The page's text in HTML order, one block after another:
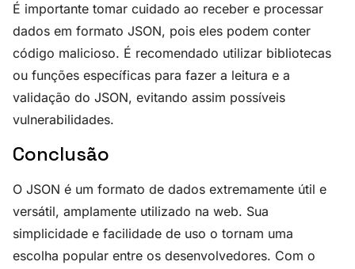
É importante tomar cuidado ao receber e processar
dados em formato JSON, pois eles podem conter
código malicioso. É recomendado utilizar bibliotecas
ou funções específicas para fazer a leitura e a
validação do JSON, evitando assim possíveis
vulnerabilidades.
Conclusão
O JSON é um formato de dados extremamente útil e
versátil, amplamente utilizado na web. Sua
simplicidade e facilidade de uso o tornam uma
escolha popular entre os desenvolvedores. Com o